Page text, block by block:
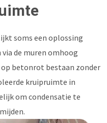
soms een oplossing
de muren omhoog
betonrot bestaan zonder
kruipruimte in
om condensatie te